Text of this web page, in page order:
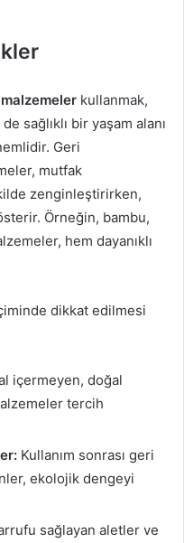
kullanmak,
sağlıklı bir yaşam alanı
Geri
mutfak
zenginleştirirken,
Örneğin, bambu,
hem dayanıklı
dikkat edilmesi
içermeyen, doğal
tercih
Kullanım sonrası geri
ekolojik dengeyi
sağlayan aletler ve